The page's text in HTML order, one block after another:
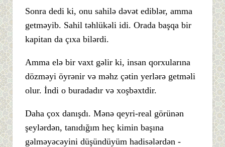
Sonra dedi ki, onu sahilə dəvət ediblər, amma
getməyib. Sahil təhlükəli idi. Orada başqa bir
kapitan da çıxa bilərdi.
Amma elə bir vaxt gəlir ki, insan qorxularına
dözməyi öyrənir və məhz çətin yerlərə getməli
olur. İndi o buradadır və xoşbəxtdir.
Daha çox danışdı. Mənə qeyri-real görünən
şeylərdən, tanıdığım heç kimin başına
gəlməyəcəyini düşündüyüm hadisələrdən -